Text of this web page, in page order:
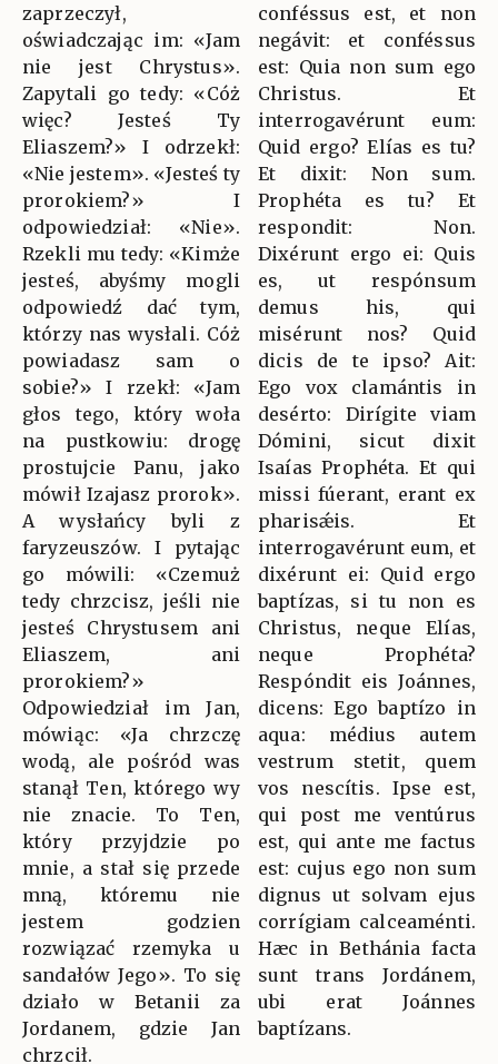
zaprzeczył,
oświadczając im: «Jam
nie jest Chrystus».
Zapytali go tedy: «Cóż
więc? Jesteś Ty
Eliaszem?» I odrzekł:
«Nie jestem». «Jesteś ty
prorokiem?» I
odpowiedział: «Nie».
Rzekli mu tedy: «Kimże
jesteś, abyśmy mogli
odpowiedź dać tym,
którzy nas wysłali. Cóż
powiadasz sam o
sobie?» I rzekł: «Jam
głos tego, który woła
na pustkowiu: drogę
prostujcie Panu, jako
mówił Izajasz prorok».
A wysłańcy byli z
faryzeuszów. I pytając
go mówili: «Czemuż
tedy chrzcisz, jeśli nie
jesteś Chrystusem ani
Eliaszem, ani
prorokiem?»
Odpowiedział im Jan,
mówiąc: «Ja chrzczę
wodą, ale pośród was
stanął Ten, którego wy
nie znacie. To Ten,
który przyjdzie po
mnie, a stał się przede
mną, któremu nie
jestem godzien
rozwiązać rzemyka u
sandałów Jego». To się
działo w Betanii za
Jordanem, gdzie Jan
chrzcił.
conféssus est, et non
negávit: et conféssus
est: Quia non sum ego
Christus. Et
interrogavérunt eum:
Quid ergo? Elías es tu?
Et dixit: Non sum.
Prophéta es tu? Et
respondit: Non.
Dixérunt ergo ei: Quis
es, ut respónsum
demus his, qui
misérunt nos? Quid
dicis de te ipso? Ait:
Ego vox clamántis in
desérto: Dirígite viam
Dómini, sicut dixit
Isaías Prophéta. Et qui
missi fúerant, erant ex
pharisǽis. Et
interrogavérunt eum, et
dixérunt ei: Quid ergo
baptízas, si tu non es
Christus, neque Elías,
neque Prophéta?
Respóndit eis Joánnes,
dicens: Ego baptízo in
aqua: médius autem
vestrum stetit, quem
vos nescítis. Ipse est,
qui post me ventúrus
est, qui ante me factus
est: cujus ego non sum
dignus ut solvam ejus
corrígiam calceaménti.
Hæc in Bethánia facta
sunt trans Jordánem,
ubi erat Joánnes
baptízans.